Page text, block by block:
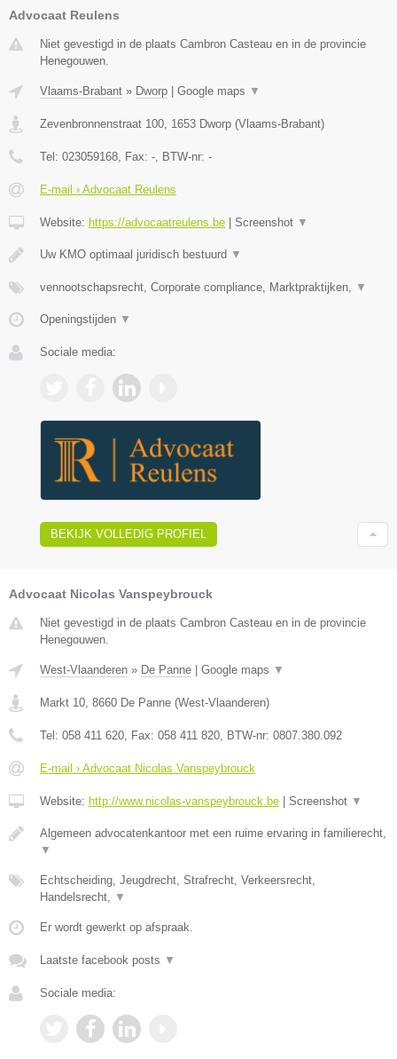
Advocaat Reulens
Niet gevestigd in de plaats Cambron Casteau en in de provincie
Henegouwen.
Vlaams-Brabant » Dworp Google maps ▼
Zevenbronnenstraat 100 1653 Dworp (Vlaams-Brabant)
Tel: 023059168 , Fax: - , BTW-nr: -
E-mail › Advocaat Reulens
Website: https://advocaatreulens.be Screenshot ▼
Uw KMO optimaal juridisch bestuurd ▼
vennootschapsrecht, Corporate compliance, Marktpraktijken, ▼
Openingstijden ▼
Sociale media:
BEKIJK VOLLEDIG PROFIEL
Advocaat Nicolas Vanspeybrouck
Niet gevestigd in de plaats Cambron Casteau en in de provincie
Henegouwen.
West-Vlaanderen » De Panne Google maps ▼
Markt 10, 8660 De Panne (West-Vlaanderen)
Tel: 058 411 620, Fax: 058 411 820, BTW-nr: 0807.380.092
E-mail › Advocaat Nicolas Vanspeybrouck
Website: http://www.nicolas-vanspeybrouck.be Screenshot ▼
Algemeen advocatenkantoor met een ruime ervaring in familierecht,
▼
Echtscheiding, Jeugdrecht, Strafrecht, Verkeersrecht,
Handelsrecht, ▼
Er wordt gewerkt op afspraak.
Laatste facebook posts ▼
Sociale media: